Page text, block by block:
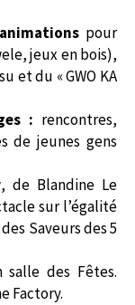
animations pour
jeux en bois),
et du « GWO KA
: rencontres,
de jeunes gens
, de Blandine Le
sur l’égalité
Saveurs des 5
des Fêtes.
Factory.